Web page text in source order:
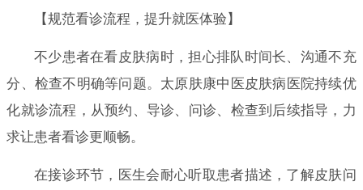
【规范看诊流程，提升就医体验】
不少患者在看皮肤病时，担心排队时间长、沟通不充
分、检查不明确等问题。太原肤康中医皮肤病医院持续优
化就诊流程，从预约、导诊、问诊、检查到后续指导，力
求让患者看诊更顺畅。
在接诊环节，医生会耐心听取患者描述，了解皮肤问